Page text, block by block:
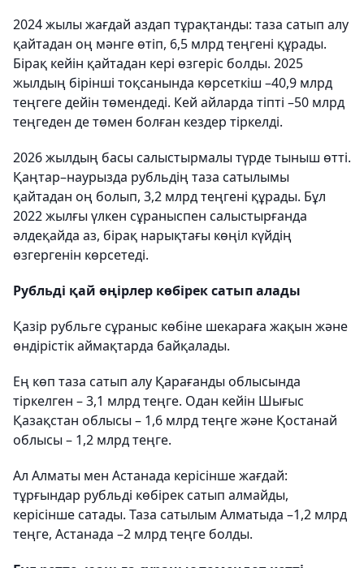
2024 жылы жағдай аздап тұрақтанды: таза сатып алу
қайтадан оң мәнге өтіп, 6,5 млрд теңгені құрады.
Бірақ кейін қайтадан кері өзгеріс болды. 2025
жылдың бірінші тоқсанында көрсеткіш –40,9 млрд
теңгеге дейін төмендеді. Кей айларда тіпті –50 млрд
теңгеден де төмен болған кездер тіркелді.
2026 жылдың басы салыстырмалы түрде тыныш өтті.
Қаңтар–наурызда рубльдің таза сатылымы
қайтадан оң болып, 3,2 млрд теңгені құрады. Бұл
2022 жылғы үлкен сұраныспен салыстырғанда
әлдеқайда аз, бірақ нарықтағы көңіл күйдің
өзгергенін көрсетеді.
Рубльді қай өңірлер көбірек сатып алады
Қазір рубльге сұраныс көбіне шекараға жақын және
өндірістік аймақтарда байқалады.
Ең көп таза сатып алу Қарағанды облысында
тіркелген – 3,1 млрд теңге. Одан кейін Шығыс
Қазақстан облысы – 1,6 млрд теңге және Қостанай
облысы – 1,2 млрд теңге.
Ал Алматы мен Астанада керісінше жағдай:
тұрғындар рубльді көбірек сатып алмайды,
керісінше сатады. Таза сатылым Алматыда –1,2 млрд
теңге, Астанада –2 млрд теңге болды.